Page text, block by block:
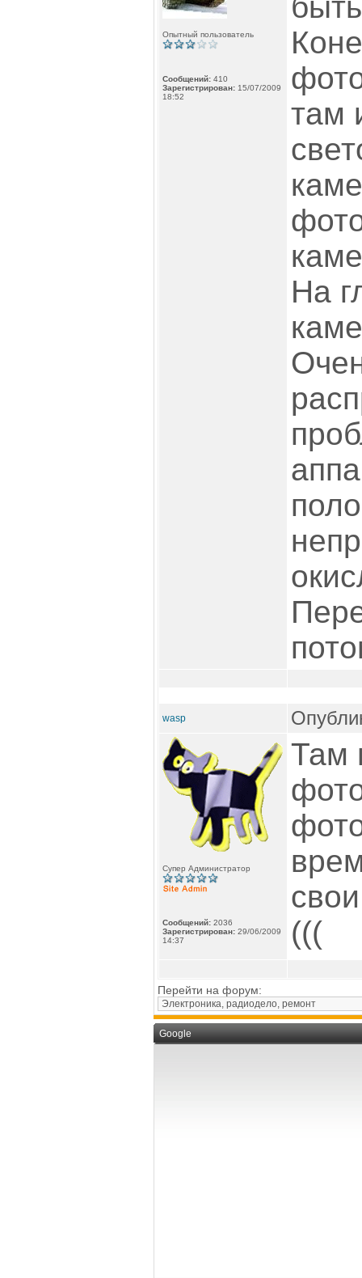
Опытный пользователь
Сообщений: 410
Зарегистрирован: 15/07/2009
18:52
там
На
wasp
Супер Администратор
Сообщений: 2036
Зарегистрирован: 29/06/2009
14:37
Там
(((
Перейти на форум:
Google